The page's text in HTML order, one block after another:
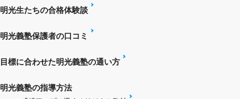
明光生たちの合格体験談
明光義塾保護者の口コミ
目標に合わせた明光義塾の通い方
明光義塾の指導方法